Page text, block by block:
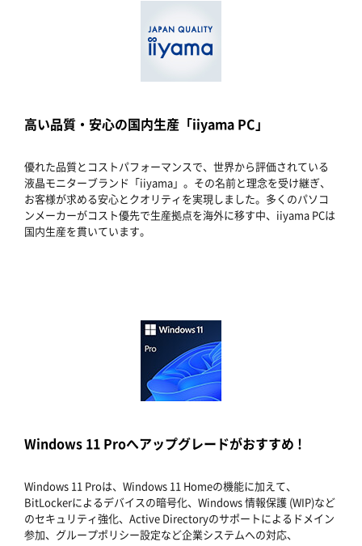
高い品質・安心の国内生産「iiyama PC」
優れた品質とコストパフォーマンスで、世界から評価されている
液晶モニターブランド「iiyama」。その名前と理念を受け継ぎ、
お客様が求める安心とクオリティを実現しました。多くのパソコ
ンメーカーがコスト優先で生産拠点を海外に移す中、iiyama PCは
国内生産を貫いています。
Windows 11 Proへアップグレードがおすすめ !
Windows 11 Proは、Windows 11 Homeの機能に加えて、
BitLockerによるデバイスの暗号化、Windows 情報保護 (WIP)など
のセキュリティ強化、Active Directoryのサポートによるドメイン
参加、グループポリシー設定など企業システムへの対応、